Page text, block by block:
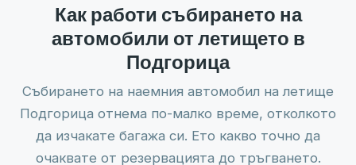
Как работи събирането на
автомобили от летището в
Подгорица
Събирането на наемния автомобил на летище
Подгорица отнема по-малко време, отколкото
да изчакате багажа си. Ето какво точно да
очаквате от резервацията до тръгването.